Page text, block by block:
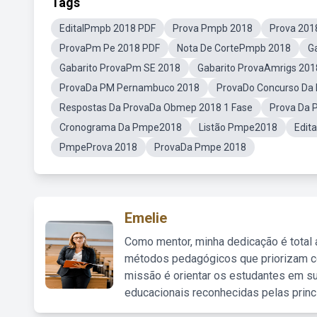
EditalPmpb 2018 PDF Prova Pmpb 2018
Prova
ProvaPm Pe 2018 PDF
Nota De CortePmpb 2018
Gabarito ProvaPm SE 2018
Gabarito ProvaAmrigs
ProvaDa PM Pernambuco 2018
ProvaDo Concurso
Respostas Da ProvaDa Obmep 2018 1 Fase
Prova Da
Cronograma Da Pmpe2018
Listão Pmpe2018
PmpeProva 2018
ProvaDa Pmpe 2018
Emelie
Como mentor, minha dedicação é
métodos pedagógicos que priorizam
missão é orientar os estudantes em
educacionais reconhecidas pelas